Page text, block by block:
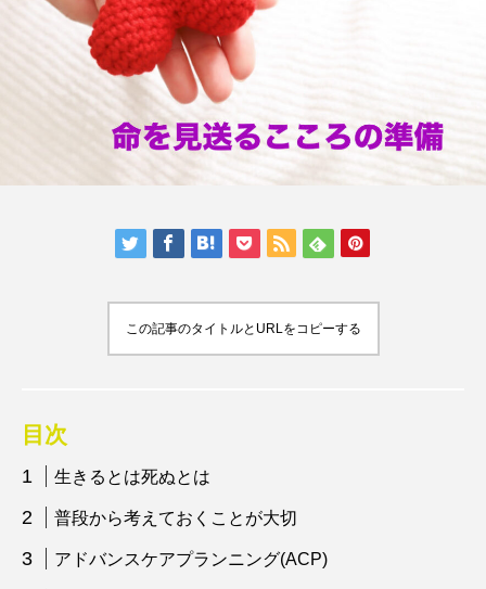
この記事のタイトルとURLをコピーする
目次
生きるとは死ぬとは
普段から考えておくことが大切
アドバンスケアプランニング(ACP)